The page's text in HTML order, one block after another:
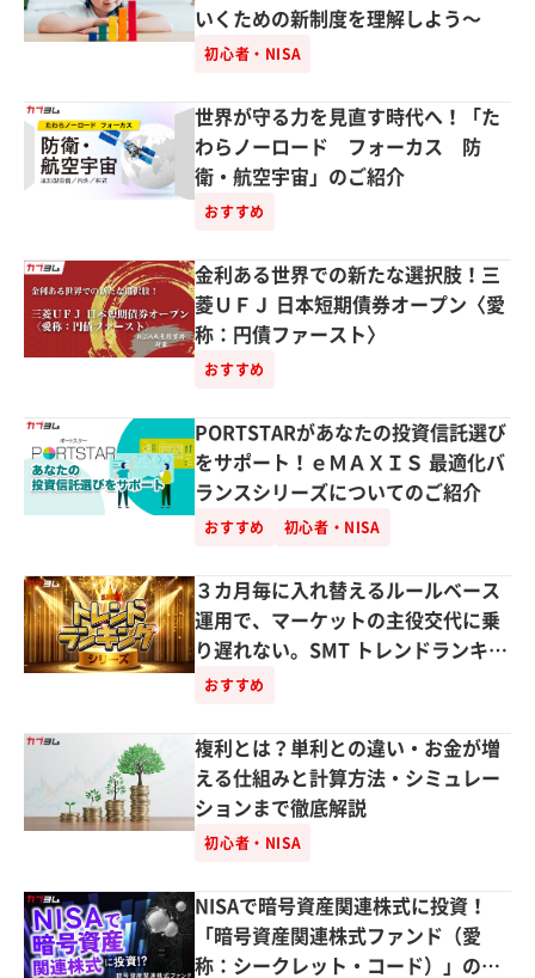
いくための新制度を理解しよう～
初心者・NISA
世界が守る力を見直す時代へ！「た
わらノーロード フォーカス 防
衛・航空宇宙」のご紹介
おすすめ
金利ある世界での新たな選択肢！三
菱ＵＦＪ 日本短期債券オープン〈愛
称：円債ファースト〉
おすすめ
PORTSTARがあなたの投資信託選び
をサポート！ｅＭＡＸＩＳ 最適化バ
ランスシリーズについてのご紹介
おすすめ 初心者・NISA
３カ月毎に入れ替えるルールベース
運用で、マーケットの主役交代に乗
り遅れない。SMT トレンドランキン
グシリーズのご紹介！
おすすめ
複利とは？単利との違い・お金が増
える仕組みと計算方法・シミュレー
ションまで徹底解説
初心者・NISA
NISAで暗号資産関連株式に投資！
「暗号資産関連株式ファンド（愛
称：シークレット・コード）」のご